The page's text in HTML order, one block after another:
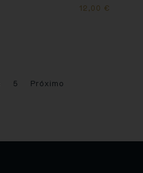
12,00 €
5 Próximo